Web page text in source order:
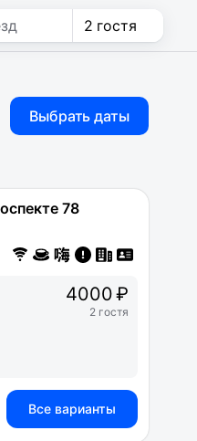
2 гостя
Выбрать даты
78
4000 ₽
2 гостя
Все варианты